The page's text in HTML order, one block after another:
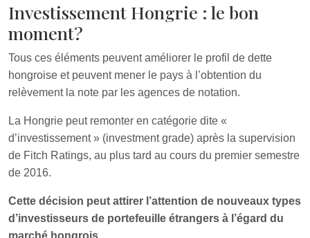
Investissement Hongrie : le bon
moment?
Tous ces éléments peuvent améliorer le profil de dette
hongroise et peuvent mener le pays à l’obtention du
relèvement la note par les agences de notation.
La Hongrie peut remonter en catégorie dite «
d’investissement » (investment grade) après la supervision
de Fitch Ratings, au plus tard au cours du premier semestre
de 2016.
Cette décision peut attirer l’attention de nouveaux types
d’investisseurs de portefeuille étrangers à l’égard du
marché hongrois.